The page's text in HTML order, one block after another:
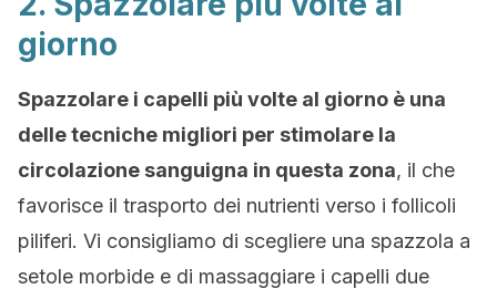
giorno
Spazzolare i capelli più volte al giorno è una
delle tecniche migliori per stimolare la
circolazione sanguigna in questa zona, il che
favorisce il trasporto dei nutrienti verso i follicoli
piliferi. Vi consigliamo di scegliere una spazzola a
setole morbide e di massaggiare i capelli due